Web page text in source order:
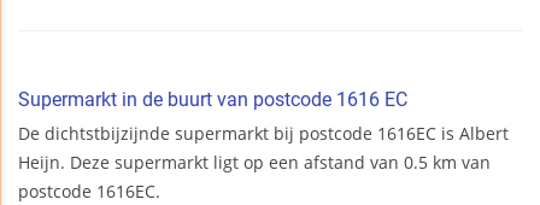
Supermarkt in de buurt van postcode 1616 EC
De dichtstbijzijnde supermarkt bij postcode 1616EC is Albert
Heijn. Deze supermarkt ligt op een afstand van 0.5 km van
postcode 1616EC.